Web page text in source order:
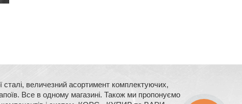
сталі, величезний асортимент комплектуючих,
Все в одному магазині. Також ми пропонуємо